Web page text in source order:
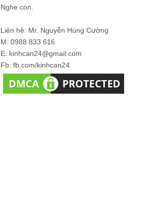
Nghe con.
Liên hệ: Mr. Nguyễn Hùng Cường
M: 0988 833 616
E: kinhcan24@gmail.com
Fb: fb.com/kinhcan24